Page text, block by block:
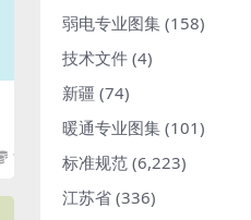
1.98
弱电专业图集 (158)
技术文件 (4)
新疆 (74)
暖通专业图集 (101)
标准规范 (6,223)
江苏省 (336)